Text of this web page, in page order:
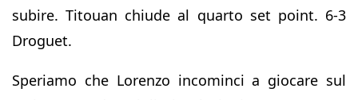
subire. Titouan chiude al quarto set point. 6-3
Droguet.
Speriamo che Lorenzo incominci a giocare sul